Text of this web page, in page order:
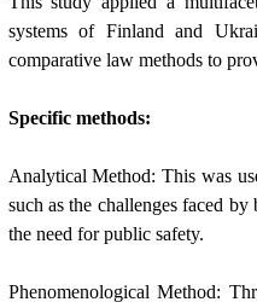
systems of Finland and
comparative law methods to
Specific methods:
Analytical Method: This was
such as the challenges faced
the need for public safety.
Phenomenological Method: